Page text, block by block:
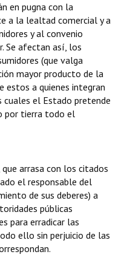
en pugna con la
a la lealtad comercial y a
y al convenio
Se afectan así, los
(que valga
mayor producto de la
estos a quienes integran
el Estado pretende
por tierra todo el
arrasa con los citados
el responsable del
de sus deberes) a
públicas
para erradicar las
ello sin perjuicio de las